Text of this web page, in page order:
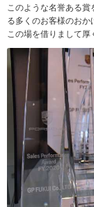
このような名誉ある
る多くのお客様のおか
この場を借りまして厚